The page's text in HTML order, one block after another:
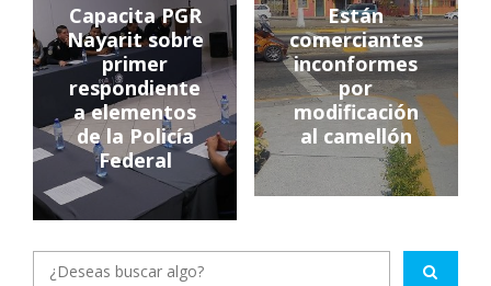
Capacita PGR
Nayarit sobre
primer
respondiente
a elementos
de la Policía
Federal
Están
comerciantes
inconformes
por
modificación
al camellón